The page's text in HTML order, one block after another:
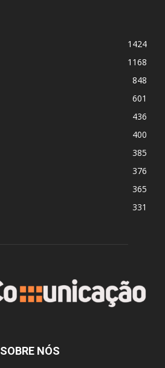
1424
1168
848
601
436
400
385
376
365
331
SOBRE NÓS